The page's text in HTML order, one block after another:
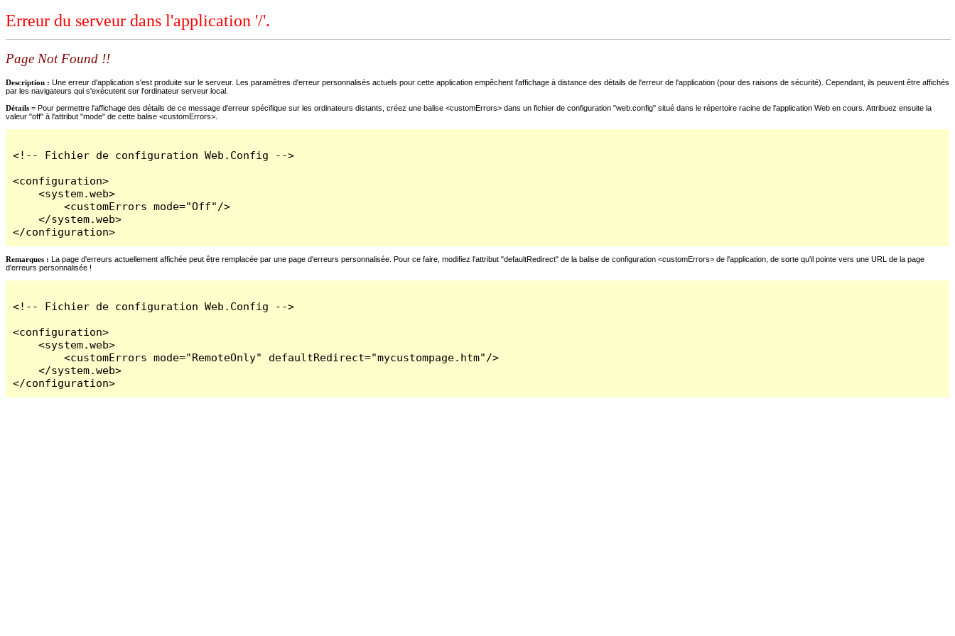
Erreur du serveur dans l'application '/'.
Page Not Found !!
Description : Une erreur d'application s'est produite sur le serveur. Les paramètres d'erreur personnalisés actuels pour cette application empêchent l'affichage à distance des détails de l'erreur de l'application (pour des raisons de sécurité). Cependant, ils peuvent être affichés
par les navigateurs qui s'exécutent sur l'ordinateur serveur local.
Détails = Pour permettre l'affichage des détails de ce message d'erreur spécifique sur les ordinateurs distants, créez une balise <customErrors> dans un fichier de configuration "web.config" situé dans le répertoire racine de l'application Web en cours. Attribuez ensuite la
valeur "off" à l'attribut "mode" de cette balise <customErrors>.
<!-- Fichier de configuration Web.Config -->
<configuration>
    <system.web>
        <customErrors mode="Off"/>
    </system.web>
</configuration>
Remarques : La page d'erreurs actuellement affichée peut être remplacée par une page d'erreurs personnalisée. Pour ce faire, modifiez l'attribut "defaultRedirect" de la balise de configuration <customErrors> de l'application, de sorte qu'il pointe vers une URL de la page
d'erreurs personnalisée !
<!-- Fichier de configuration Web.Config -->
<configuration>
    <system.web>
        <customErrors mode="RemoteOnly" defaultRedirect="mycustompage.htm"/>
    </system.web>
</configuration>